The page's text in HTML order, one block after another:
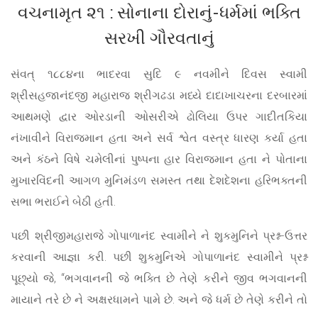
વચનામૃત ૨૧ : સોનાના દોરાનું-ધર્મમાં ભક્તિ
સરખી ગૌરવતાનું
સંવત્ ૧૮૮૪ના ભાદરવા સુદિ ૯ નવમીને દિવસ સ્વામી
શ્રીસહજાનંદજી મહારાજ શ્રીગઢડા મધ્યે દાદાખાચરના દરબારમાં
આથમણે દ્વાર ઓરડાની ઓસરીએ ઢોલિયા ઉપર ગાદીતકિયા
નંખાવીને વિરાજમાન હતા અને સર્વ શ્વેત વસ્ત્ર ધારણ કર્યા હતા
અને કંઠને વિષે ચમેલીનાં પુષ્પના હાર વિરાજમાન હતા ને પોતાના
મુખારવિંદની આગળ મુનિમંડળ સમસ્ત તથા દેશદેશના હરિભક્તની
સભા ભરાઈને બેઠી હતી.
પછી શ્રીજીમહારાજે ગોપાળાનંદ સ્વામીને ને શુકમુનિને પ્રશ્ન-ઉત્તર
કરવાની આજ્ઞા કરી. પછી શુકમુનિએ ગોપાળાનંદ સ્વામીને પ્રશ્ન
પૂછ્યો જે, “ભગવાનની જે ભક્તિ છે તેણે કરીને જીવ ભગવાનની
માયાને તરે છે ને અક્ષરધામને પામે છે. અને જે ધર્મ છે તેણે કરીને તો